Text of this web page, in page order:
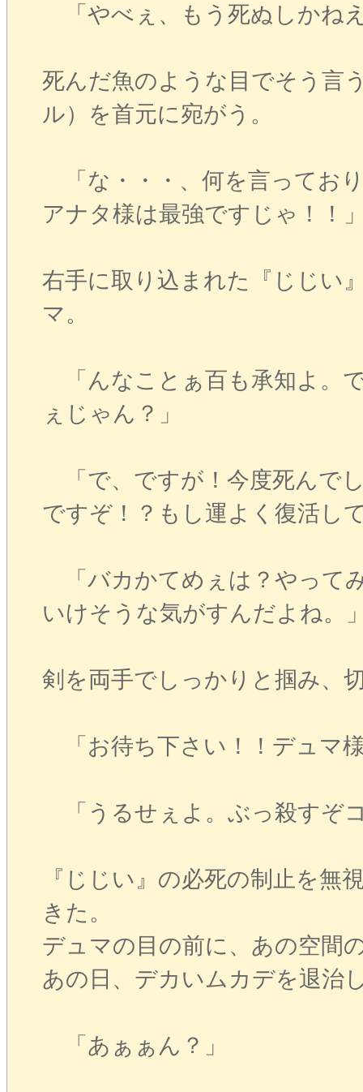
「やべぇ、もう死ぬしかね
死んだ魚のような目でそう言
ル）を首元に宛がう。
「な・・・、何を言ってお
アナタ様は最強ですじゃ！！
右手に取り込まれた『じじい
マ。
「んなことぁ百も承知よ。
ぇじゃん？」
「で、ですが！今度死んで
ですぞ！？もし運よく復活し
「バカかてめぇは？やって
いけそうな気がすんだよね。
剣を両手でしっかりと掴み、
「お待ち下さい！！デュマ
「うるせぇよ。ぶっ殺すぞ
『じじい』の必死の制止を無
きた。
デュマの目の前に、あの空間
あの日、デカいムカデを退治
「あぁぁん？」